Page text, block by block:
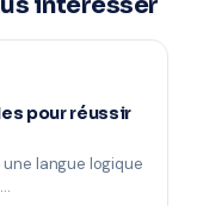
pour réussir
langue logique